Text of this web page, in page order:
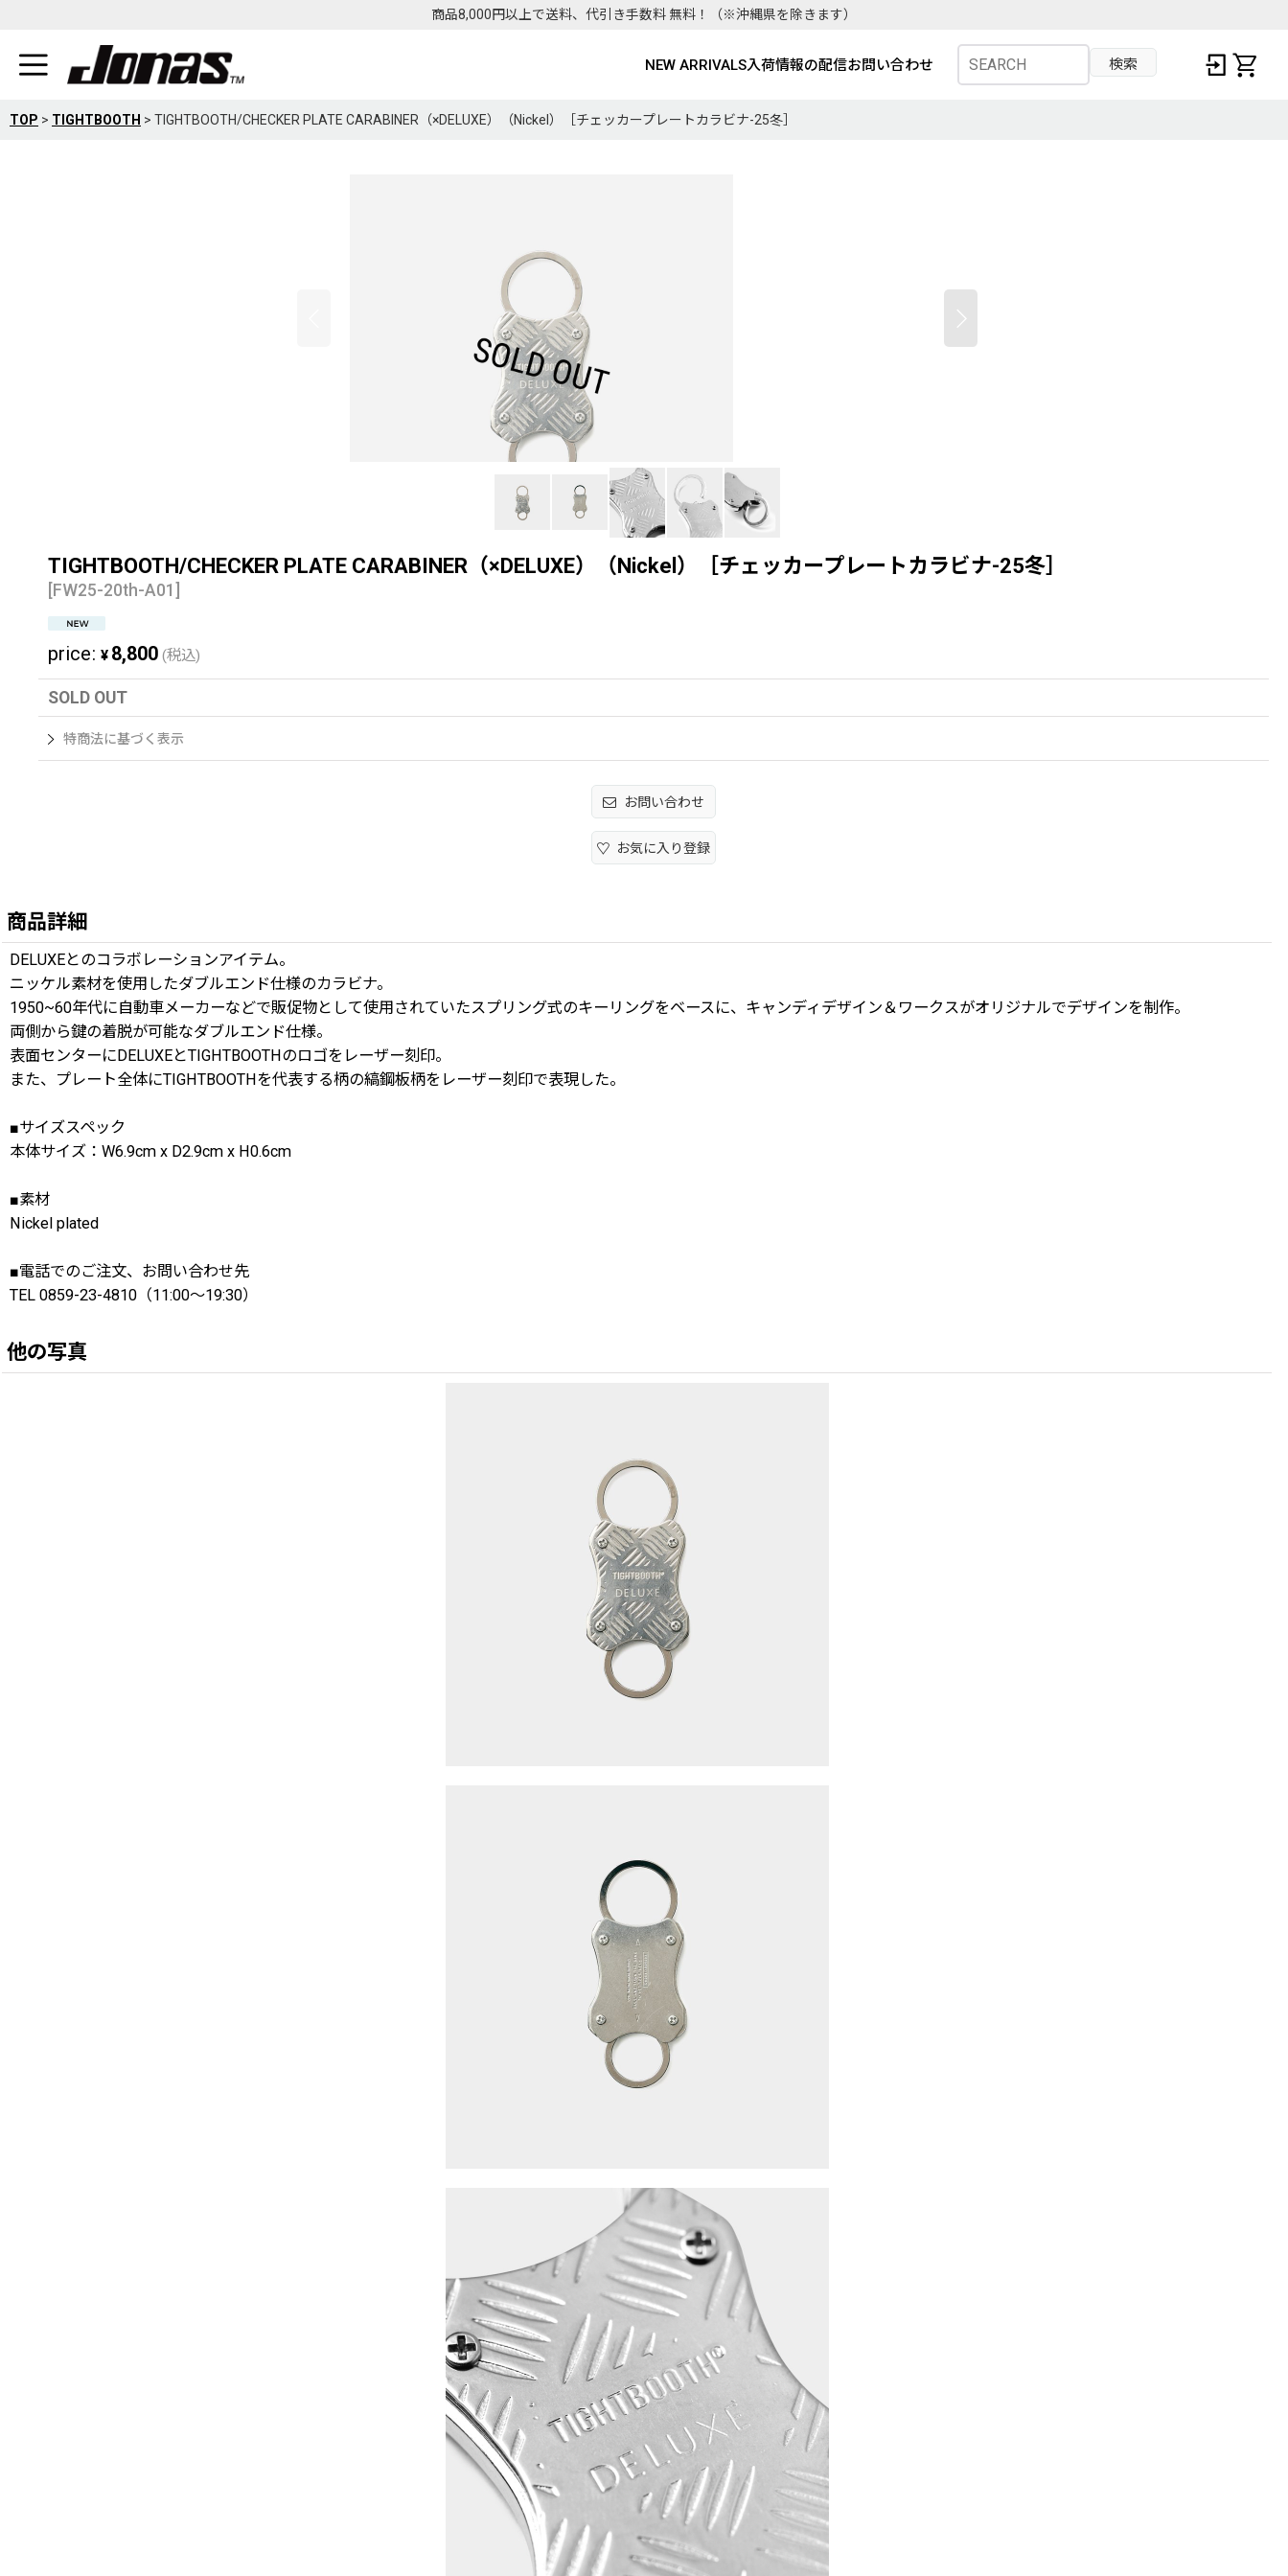
商品8,000円以上で送料、代引き手数料 無料！ （※沖縄県を除きます）
NEW ARRIVALS入荷情報の配信お問い合わせ 検索
TOP > TIGHTBOOTH > TIGHTBOOTH/CHECKER PLATE CARABINER（×DELUXE）（Nickel）［チェッカープレートカラビナ-25冬］
TIGHTBOOTH/CHECKER PLATE CARABINER（×DELUXE）（Nickel）［チェッカープレートカラビナ-25冬］
[FW25-20th-A01 ]
price: ¥ 8,800 (税込)
SOLD OUT
特商法に基づく表示
お問い合わせ
お気に入り登録
商品詳細
DELUXEとのコラボレーションアイテム。
ニッケル素材を使用したダブルエンド仕様のカラビナ。
1950~60年代に自動車メーカーなどで販促物として使用されていたスプリング式のキーリングをベースに、キャンディデザイン＆ワークスがオリジナルでデザインを制作。
両側から鍵の着脱が可能なダブルエンド仕様。
表面センターにDELUXEとTIGHTBOOTHのロゴをレーザー刻印。
また、プレート全体にTIGHTBOOTHを代表する柄の縞鋼板柄をレーザー刻印で表現した。
■サイズスペック
本体サイズ：W6.9cm x D2.9cm x H0.6cm
■素材
Nickel plated
■電話でのご注文、お問い合わせ先
TEL 0859-23-4810（11:00〜19:30）
他の写真